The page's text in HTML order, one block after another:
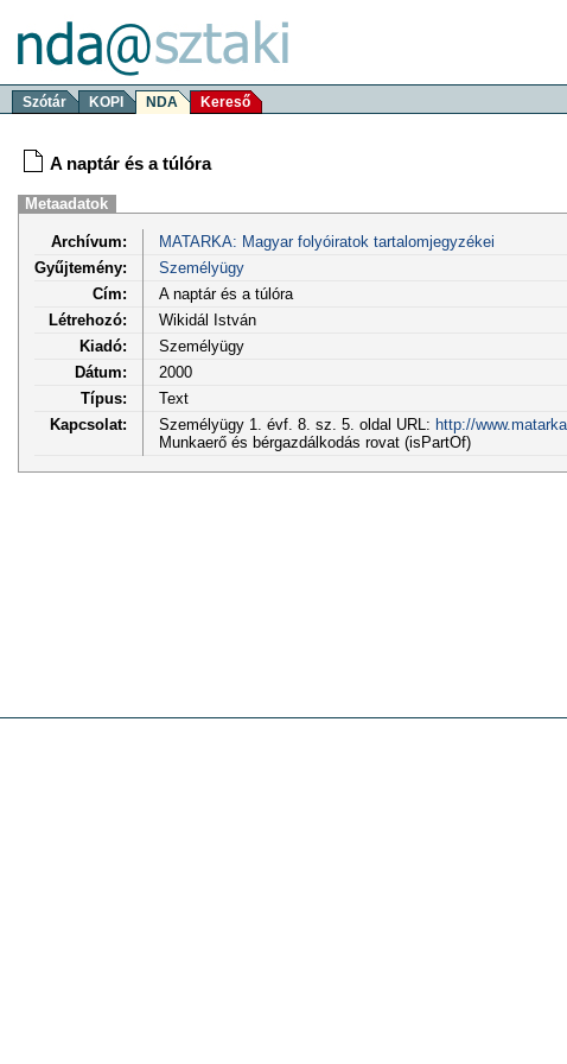
Szótár KOPI NDA Kereső
A naptár és a túlóra
Metaadatok
Archívum:
MATARKA: Magyar folyóiratok tartalomjegyzékei
Gyűjtemény:
Személyügy
Cím:
A naptár és a túlóra
Létrehozó:
Wikidál István
Kiadó:
Személyügy
Dátum:
2000
Típus:
Text
Kapcsolat:
Személyügy 1. évf. 8. sz. 5. oldal URL: http://
Munkaerő és bérgazdálkodás rovat (isPartOf)